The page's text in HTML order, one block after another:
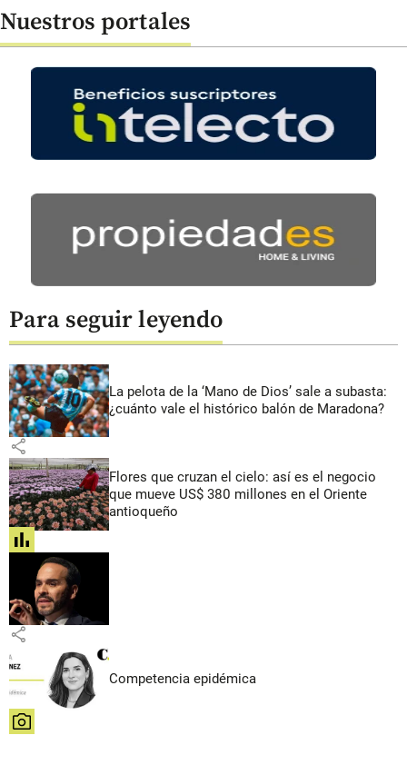
Nuestros portales
Para seguir leyendo
La pelota de la ‘Mano de Dios’ sale a subasta:
¿cuánto vale el histórico balón de Maradona?
share
Flores que cruzan el cielo: así es el negocio
que mueve US$ 380 millones en el Oriente
antioqueño
share
share
Competencia epidémica
share